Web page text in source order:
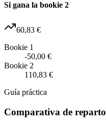
Si gana la bookie 2
60,83 €
Bookie 1
-50,00 €
Bookie 2
110,83 €
Guía práctica
Comparativa de reparto